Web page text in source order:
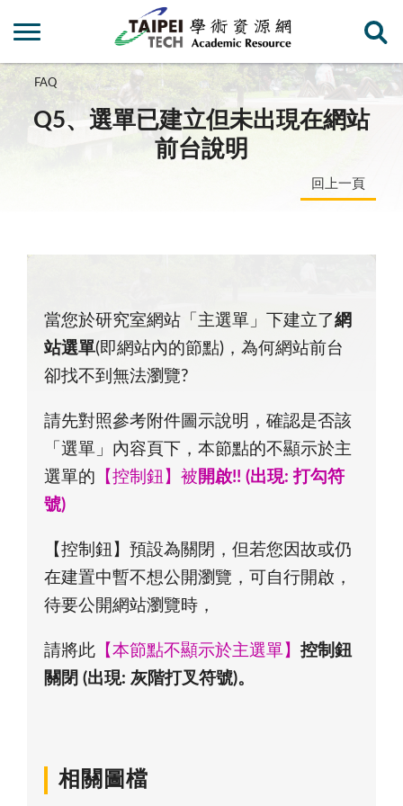
FAQ
Q5、選單已建立但未出現在網站
前台說明
回上一頁
當您於研究室網站「主選單」下建立了網
站選單(即網站內的節點)，為何網站前台
卻找不到無法瀏覽?
請先對照參考附件圖示說明，確認是否該
「選單」內容頁下，本節點的不顯示於主
選單的 【控制鈕】被 開啟!! (出現: 打勾符
號)
【控制鈕】預設為關閉，但若您因故或仍
在建置中暫不想公開瀏覽，可自行開啟，
待要公開網站瀏覽時，
請將此 【本節點不顯示於主選單】控制鈕
關閉 (出現: 灰階打叉符號)。
相關圖檔